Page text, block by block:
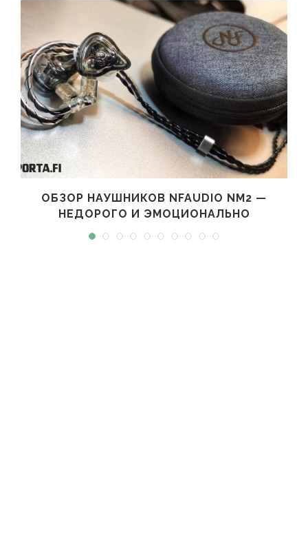
ОБЗОР НАУШНИКОВ NFAUDIO NM2 —
НЕДОРОГО И ЭМОЦИОНАЛЬНО